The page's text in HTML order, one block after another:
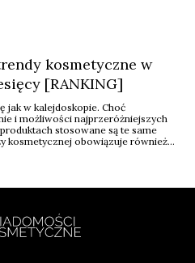
kosmetyczne w
[RANKING]
jak w kalejdoskopie. Choć
i możliwości najprzeróżniejszych
stosowane są te same
kosmetycznej obowiązuje również